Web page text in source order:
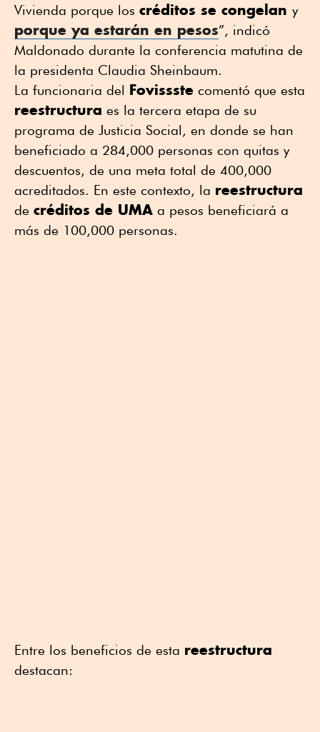
Vivienda porque los créditos se congelan y
porque ya estarán en pesos”, indicó
Maldonado durante la conferencia matutina de
la presidenta Claudia Sheinbaum.
La funcionaria del Fovissste comentó que esta
reestructura es la tercera etapa de su
programa de Justicia Social, en donde se han
beneficiado a 284,000 personas con quitas y
descuentos, de una meta total de 400,000
acreditados. En este contexto, la reestructura
de créditos de UMA a pesos beneficiará a
más de 100,000 personas.
Entre los beneficios de esta reestructura
destacan: